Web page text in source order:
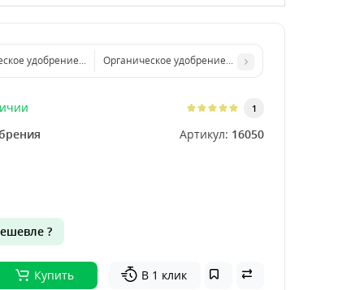
удобрение Hesi Boost (1L)Органическое удобрение Hesi Boost (2.5L)
1
Артикул: 16050
?
Купить В 1 клик